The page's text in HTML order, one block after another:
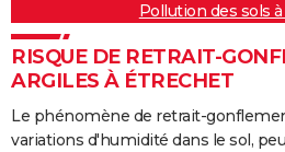
Pollution des sols
RISQUE DE RETRAIT-
ARGILES À ÉTRECHET
Le phénomène de retrait-
variations d'humidité dans le sol,